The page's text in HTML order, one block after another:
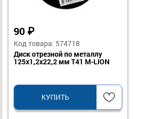
90 ₽
Код товара: 574718
Диск отрезной по металлу
125х1,2х22,2 мм Т41 M-LION
КУПИТЬ